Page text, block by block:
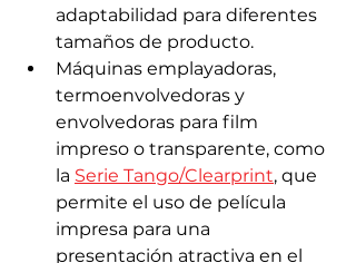
adaptabilidad para diferentes
tamaños de producto.
Máquinas emplayadoras,
termoenvolvedoras y
envolvedoras para film
impreso o transparente, como
la Serie Tango/Clearprint, que
permite el uso de película
impresa para una
presentación atractiva en el